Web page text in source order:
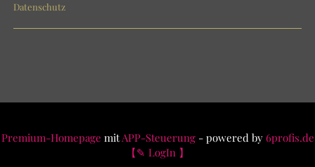
Datenschutz
Premium-Homepage mitAPP-Steuerung- powered by 6profis.de
【✎ LogIn 】